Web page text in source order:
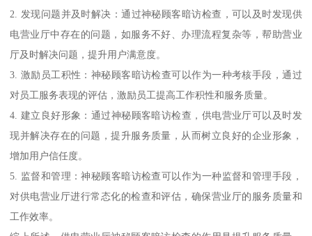
2. 发现问题并及时解决：通过神秘顾客暗访检查，可以及时发现供
电营业厅中存在的问题，如服务不好、办理流程复杂等，帮助营业
厅及时解决问题，提升用户满意度。
3. 激励员工积性：神秘顾客暗访检查可以作为一种考核手段，通过
对员工服务表现的评估，激励员工提高工作积性和服务质量。
4. 建立良好形象：通过神秘顾客暗访检查，供电营业厅可以及时发
现并解决存在的问题，提升服务质量，从而树立良好的企业形象，
增加用户信任度。
5. 监督和管理：神秘顾客暗访检查可以作为一种监督和管理手段，
对供电营业厅进行常态化的检查和评估，确保营业厅的服务质量和
工作效率。